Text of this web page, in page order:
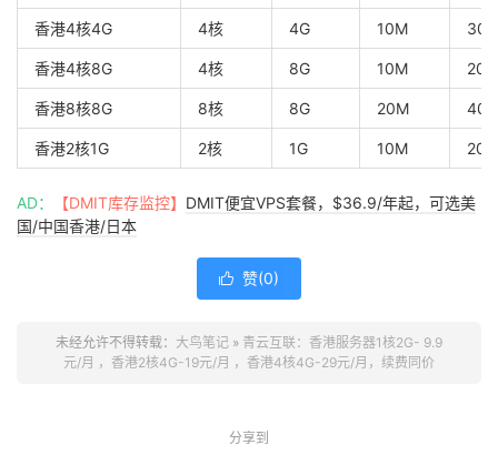
香港4核4G 4核 4G 10M 30G
香港4核8G 4核 8G 10M 20G
香港8核8G 8核 8G 20M 40G
香港2核1G 2核 1G 10M 20G
AD： 【DMIT库存监控】 DMIT便宜VPS套餐，$36.9/年起，可选美
国/中国香港/日本
 赞(0)
未经允许不得转载： 大鸟笔记 » 青云互联：香港服务器1核2G- 9.9
元/月 ，香港2核4G-19元/月 ，香港4核4G-29元/月，续费同价
分享到